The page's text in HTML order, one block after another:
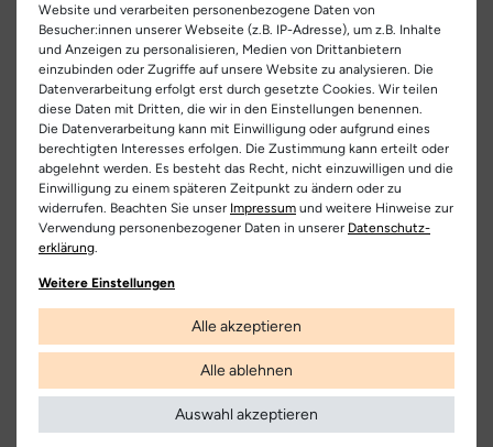
robuste Sohle auf jedem Untergrund sicheren Halt bietet. Egal,
ob im Alltag oder zu besonderen Anlässen – diese Stiefeletten
sind die perfekte Kombination aus klassischem Design und
modernem Flair. Mit Paul Green kannst du deinen Look mühelos
abrunden und bleibst dabei immer stilsicher.
Artikel-Nr.: 261400018
Schuhart: Stiefelette
Bezeichnung: 8175
Obermaterial: Glattleder
Innenfutter: Warmfutter | vegan
4
37,5 4,5
38 5
38.5 5,5
39 6
40.5
EU Verantwortlicher
Paul Green GmbH
Haag 10, 5163 Mattsee, Österreich
0043621753230
Hersteller
Paul Green
Teilen
Lieferung
Die Lieferung innerhalb Deutschlands
DHL.
Wir verkaufen nur Origininalprodukte,
werden, in unseren Regalen liegen und
Website und verarbeiten personenbezogene Daten von
Besucher:innen unserer Webseite (z.B. IP-Adresse), um z.B. Inhalte
und Anzeigen zu personalisieren, Medien von Drittanbietern
einzubinden oder Zugriffe auf unsere Website zu analysieren. Die
Datenverarbeitung erfolgt erst durch gesetzte Cookies. Wir teilen
diese Daten mit Dritten, die wir in den Einstellungen benennen.
Die Datenverarbeitung kann mit Einwilligung oder aufgrund eines
berechtigten Interesses erfolgen. Die Zustimmung kann erteilt oder
abgelehnt werden. Es besteht das Recht, nicht einzuwilligen und die
Einwilligung zu einem späteren Zeitpunkt zu ändern oder zu
widerrufen. Beachten Sie unser Impressum und weitere Hinweise zur
Verwendung personenbezogener Daten in unserer Daten­schutz­
erklärung.
Weitere Einstellungen
Alle akzeptieren
Alle ablehnen
Auswahl akzeptieren